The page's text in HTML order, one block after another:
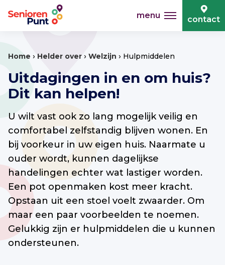
menu contact
Home › Helder over › Welzijn › Hulpmiddelen
Uitdagingen in en om huis?
Dit kan helpen!
U wilt vast ook zo lang mogelijk veilig en
comfortabel zelfstandig blijven wonen. En
bij voorkeur in uw eigen huis. Naarmate u
ouder wordt, kunnen dagelijkse
handelingen echter wat lastiger worden.
Een pot openmaken kost meer kracht.
Opstaan uit een stoel voelt zwaarder. Om
maar een paar voorbeelden te noemen.
Gelukkig zijn er hulpmiddelen die u kunnen
ondersteunen.